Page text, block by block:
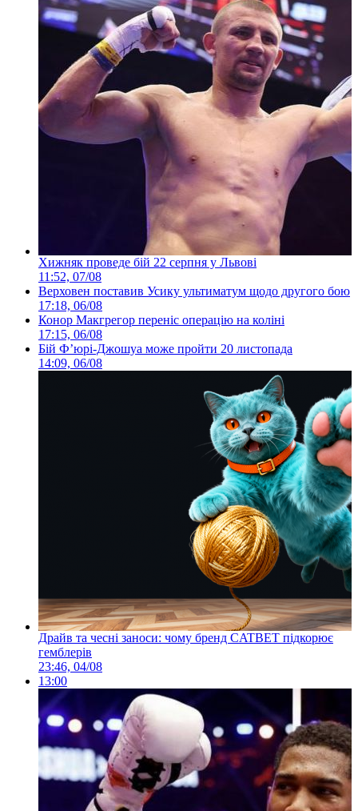
Хижняк проведе бій 22 серпня у Львові
11:52, 07/08
Верховен поставив Усику ультиматум щодо другого бою
17:18, 06/08
Конор Макгрегор переніс операцію на коліні
17:15, 06/08
Бій Ф’юрі-Джошуа може пройти 20 листопада
14:09, 06/08
Драйв та чесні заноси: чому бренд CATBET підкорює
гемблерів
23:46, 04/08
13:00